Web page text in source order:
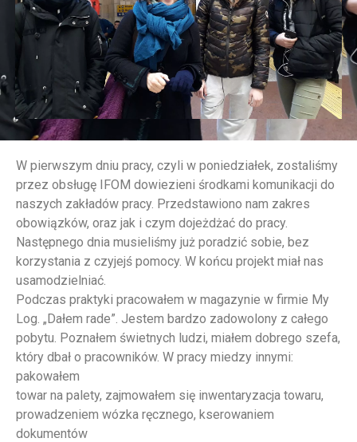
W pierwszym dniu pracy, czyli w poniedziałek, zostaliśmy
przez obsługę IFOM dowiezieni środkami komunikacji do
naszych zakładów pracy. Przedstawiono nam zakres
obowiązków, oraz jak i czym dojeżdżać do pracy.
Następnego dnia musieliśmy już poradzić sobie, bez
korzystania z czyjejś pomocy. W końcu projekt miał nas
usamodzielniać.
Podczas praktyki pracowałem w magazynie w firmie My
Log. „Dałem rade”. Jestem bardzo zadowolony z całego
pobytu. Poznałem świetnych ludzi, miałem dobrego szefa,
który dbał o pracowników. W pracy miedzy innymi:
pakowałem
towar na palety, zajmowałem się inwentaryzacja towaru,
prowadzeniem wózka ręcznego, kserowaniem
dokumentów